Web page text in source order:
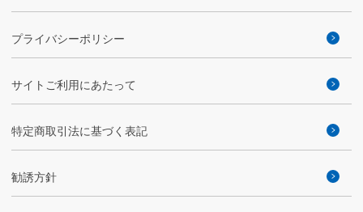
プライバシーポリシー
サイトご利用にあたって
特定商取引法に基づく表記
勧誘方針